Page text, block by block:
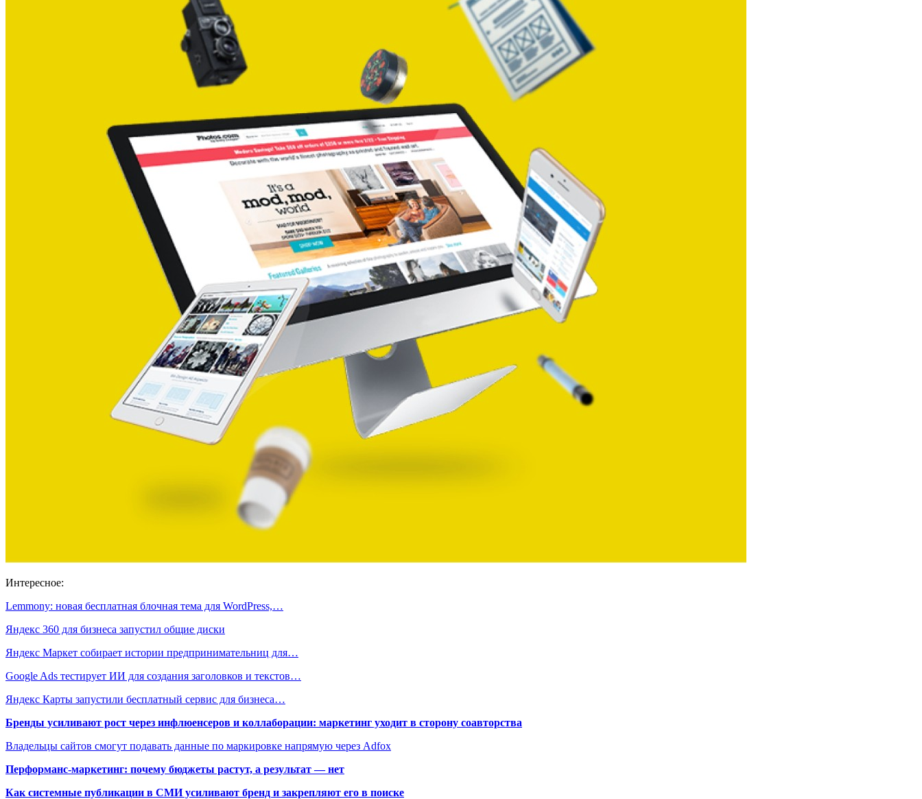
Интересное:
Lemmony: новая бесплатная блочная тема для WordPress,…
Яндекс 360 для бизнеса запустил общие диски
Яндекс Маркет собирает истории предпринимательниц для…
Google Ads тестирует ИИ для создания заголовков и текстов…
Яндекс Карты запустили бесплатный сервис для бизнеса…
Бренды усиливают рост через инфлюенсеров и коллаборации: маркетинг уходит в сторону соавторства
Владельцы сайтов смогут подавать данные по маркировке напрямую через Adfox
Перформанс-маркетинг: почему бюджеты растут, а результат — нет
Как системные публикации в СМИ усиливают бренд и закрепляют его в поиске